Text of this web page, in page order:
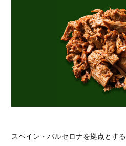
スペイン・バルセロナを拠点とする